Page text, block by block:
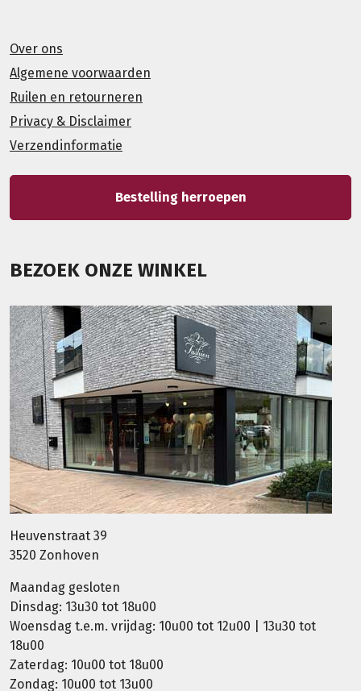
Over ons
Algemene voorwaarden
Ruilen en retourneren
Privacy & Disclaimer
Verzendinformatie
Bestelling herroepen
BEZOEK ONZE WINKEL
Heuvenstraat 39
3520 Zonhoven
Maandag gesloten
Dinsdag: 13u30 tot 18u00
Woensdag t.e.m. vrijdag: 10u00 tot 12u00 | 13u30 tot
18u00
Zaterdag: 10u00 tot 18u00
Zondag: 10u00 tot 13u00